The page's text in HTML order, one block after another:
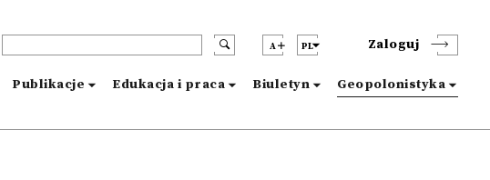
A PL Zaloguj
Publikacje Edukacja i praca Biuletyn Geopolonistyka